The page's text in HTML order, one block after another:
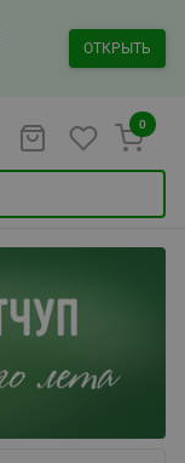
ОТКРЫТЬ
0